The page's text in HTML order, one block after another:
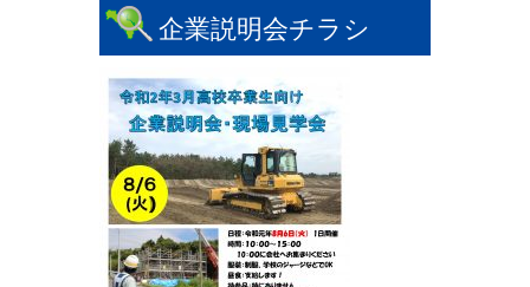
企業説明会チラシ